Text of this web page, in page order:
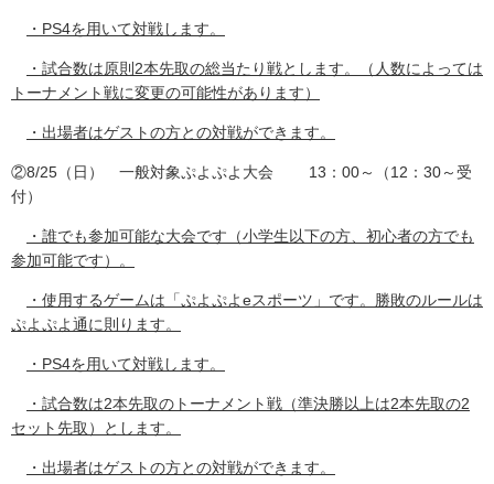
・PS4を用いて対戦します。
・試合数は原則2本先取の総当たり戦とします。（人数によっては
トーナメント戦に変更の可能性があります）
・出場者はゲストの方との対戦ができます。
②8/25（日） 一般対象ぷよぷよ大会 13：00～（12：30～受
付）
・誰でも参加可能な大会です（小学生以下の方、初心者の方でも
参加可能です）。
・使用するゲームは「ぷよぷよeスポーツ」です。勝敗のルールは
ぷよぷよ通に則ります。
・PS4を用いて対戦します。
・試合数は2本先取のトーナメント戦（準決勝以上は2本先取の2
セット先取）とします。
・出場者はゲストの方との対戦ができます。